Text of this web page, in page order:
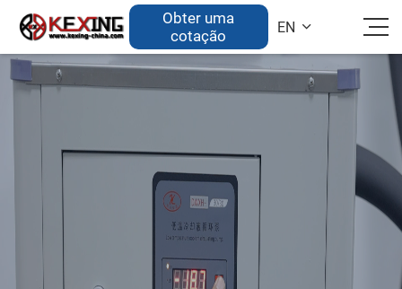
Obter uma
cotação
EN 